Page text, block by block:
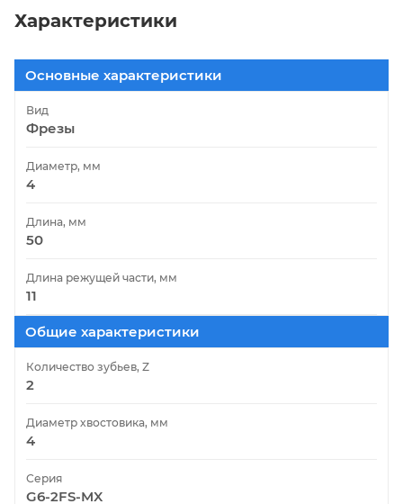
Характеристики
Основные характеристики
Вид
Фрезы
Диаметр, мм
4
Длина, мм
50
Длина режущей части, мм
11
Общие характеристики
Количество зубьев, Z
2
Диаметр хвостовика, мм
4
Серия
G6-2FS-MX